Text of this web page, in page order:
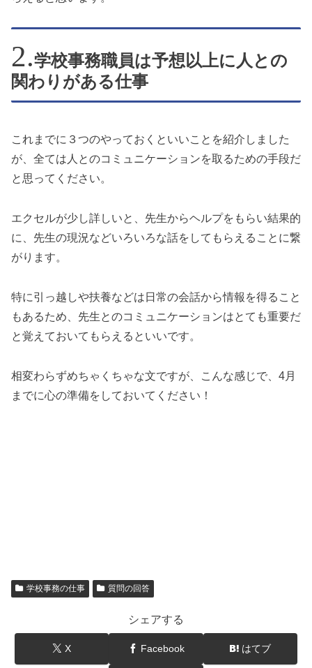
学校事務職員は予想以上に人との
関わりがある仕事
これまでに３つのやっておくといいことを紹介しました
が、全ては人とのコミュニケーションを取るための手段だ
と思ってください。
エクセルが少し詳しいと、先生からヘルプをもらい結果的
に、先生の現況などいろいろな話をしてもらえることに繋
がります。
特に引っ越しや扶養などは日常の会話から情報を得ること
もあるため、先生とのコミュニケーションはとても重要だ
と覚えておいてもらえるといいです。
相変わらずめちゃくちゃな文ですが、こんな感じで、4月
までに心の準備をしておいてください！
学校事務の仕事 質問の回答
シェアする
X Facebook はてブ